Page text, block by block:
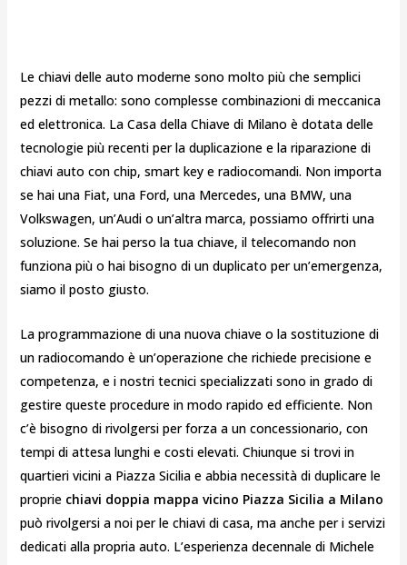
Le chiavi delle auto moderne sono molto più che semplici
pezzi di metallo: sono complesse combinazioni di meccanica
ed elettronica. La Casa della Chiave di Milano è dotata delle
tecnologie più recenti per la duplicazione e la riparazione di
chiavi auto con chip, smart key e radiocomandi. Non importa
se hai una Fiat, una Ford, una Mercedes, una BMW, una
Volkswagen, un’Audi o un’altra marca, possiamo offrirti una
soluzione. Se hai perso la tua chiave, il telecomando non
funziona più o hai bisogno di un duplicato per un’emergenza,
siamo il posto giusto.
La programmazione di una nuova chiave o la sostituzione di
un radiocomando è un’operazione che richiede precisione e
competenza, e i nostri tecnici specializzati sono in grado di
gestire queste procedure in modo rapido ed efficiente. Non
c’è bisogno di rivolgersi per forza a un concessionario, con
tempi di attesa lunghi e costi elevati. Chiunque si trovi in
quartieri vicini a Piazza Sicilia e abbia necessità di duplicare le
proprie chiavi doppia mappa vicino Piazza Sicilia a Milano
può rivolgersi a noi per le chiavi di casa, ma anche per i servizi
dedicati alla propria auto. L’esperienza decennale di Michele